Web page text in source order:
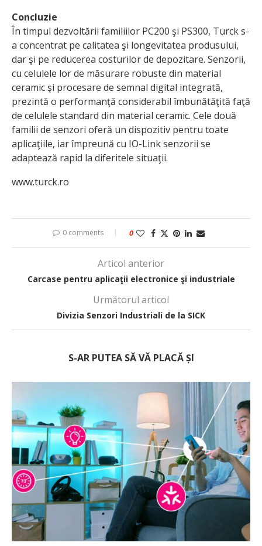
Concluzie
În timpul dezvoltării familiilor PC200 şi PS300, Turck s-
a concentrat pe calitatea şi longevitatea produsului,
dar şi pe redu­cerea costurilor de depozitare. Senzorii,
cu celulele lor de măsurare robuste din material
ceramic şi procesare de semnal digital integrată,
prezintă o performanţă considerabil îmbunătăţită faţă
de celulele standard din material ceramic. Cele două
familii de senzori oferă un dispozitiv pentru toate
aplicaţiile, iar împreună cu IO-Link senzorii se
adaptează rapid la diferitele situaţii.
www.turck.ro
0 comments 0
Articol anterior
Carcase pentru aplicaţii electronice şi industriale
Următorul articol
Divizia Senzori Industriali de la SICK
S-AR PUTEA SĂ VĂ PLACĂ ȘI